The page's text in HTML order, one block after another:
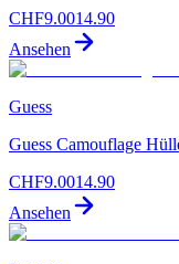
CHF9.0014.90
Ansehen
Guess
Guess Camouflage
CHF9.0014.90
Ansehen